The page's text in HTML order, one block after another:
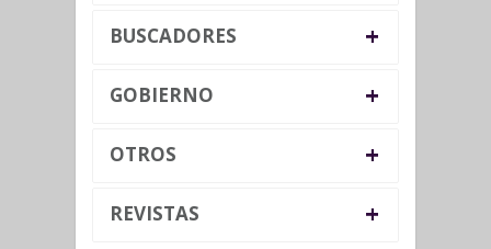
BUSCADORES +
GOBIERNO +
OTROS +
REVISTAS +